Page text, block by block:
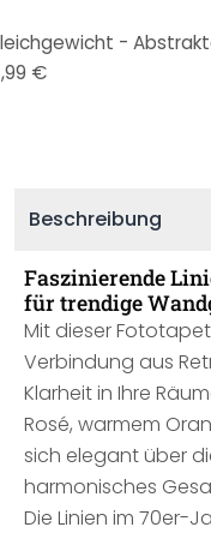
€
Beschreibung
Faszinierende
für trendige
Mit dieser
Verbindung aus
Klarheit in Ihre
Rosé, warmem
sich elegant über
harmonisches
Die Linien im 70er-